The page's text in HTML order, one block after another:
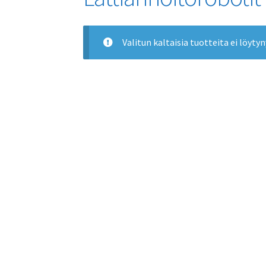
Valitun kaltaisia tuotteita ei